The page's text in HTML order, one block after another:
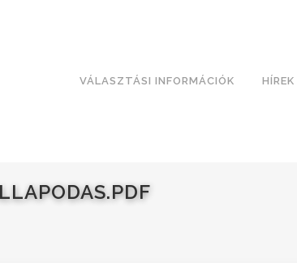
VÁLASZTÁSI INFORMÁCIÓK HÍREK